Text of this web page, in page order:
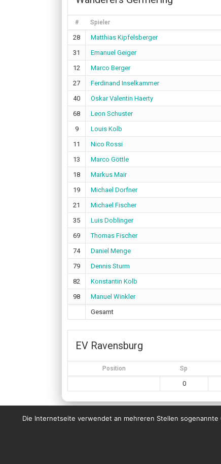
# Spieler
28 Matthias Kipfelsberger
31
Emanuel Geiger
12
Marco Berger
27
Ferdinand Inselkammer
40
Oskar Valentin Haerty
68
Leon Schuster
9
Louis Kolb
11
Nico Rossi
13
Marco Göttle
18
Markus Mair
19
Michael Dorfner
21
Michael Fischer
35
Luis Doblinger
69
Thomas Fischer
74
Daniel Menge
79
Dennis Sturm
82
Konstantin Kolb
98
Manuel Winkler
Gesamt
EV Ravensburg
Position Sp
0
Die Internetseite verwendet an mehreren Stellen